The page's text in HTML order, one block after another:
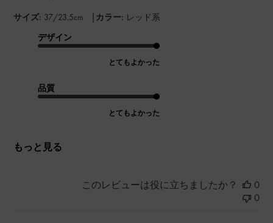
サイズ: 37/23.5cm | カラー: レッド系
デザイン
とてもよかった
品質
とてもよかった
もっと見る
このレビューは役に立ちましたか？
0
0